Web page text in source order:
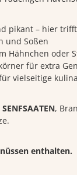
pikant – hier
und Soßen
Hähnchen oder
für extra
vielseitige
SENFSAATEN,
enthalten.